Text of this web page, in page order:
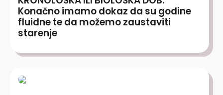
Konačno imamo dokaz da su godine
fluidne te da možemo zaustaviti
starenje